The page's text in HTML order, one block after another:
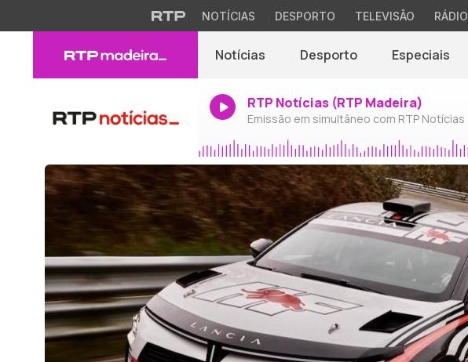
NOTÍCIAS DESPORTO TELEVISÃO RÁDIO
Notícias Desporto Especiais
RTP Notícias (RTP Madeira)
Emissão em simultâneo com RTP Notícias